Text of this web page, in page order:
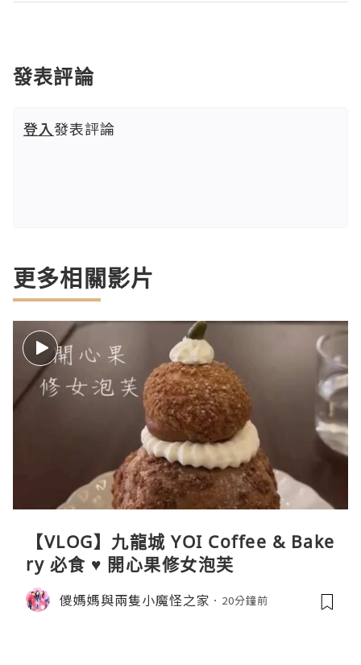
發表評論
登入發表評論
更多相關影片
【VLOG】九龍城 YOI Coffee & Bake
ry 必食 ♥ 開心果修女泡芙
儍媽媽與兩隻小魔怪之家 20分鐘前